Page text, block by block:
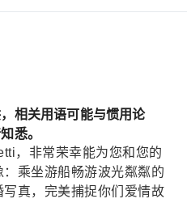
其他可通往湖泊的别墅
相关用语可能与惯用论
悉。
，非常荣幸能为您和您的
乘坐游船畅游波光粼粼的
真，完美捕捉你们爱情故